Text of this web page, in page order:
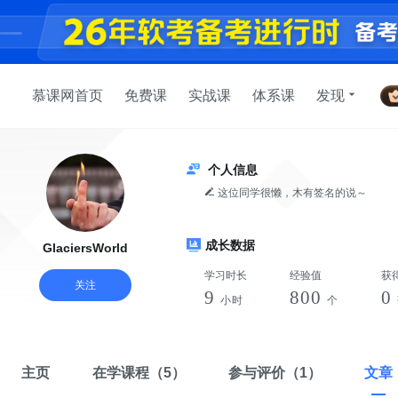
慕课网首页 免费课 实战课 体系课 发现
GlaciersWorld
关注
个人信息
这位同学很懒，木有签名的说～
成长数据
学习时长
9 小时
经验值
800 个
获
0
主页 在学课程 （5） 参与评价（1） 文章